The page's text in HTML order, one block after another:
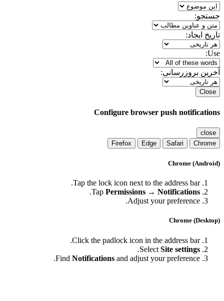
ایجاد:
بروزرسانی:
Close
Configure browser push
close
Chrome
Safari
Edge
Firefox
Chrome
Tap the lock icon next to the address bar.
TapPermissions → Notifications
.
Adjust your preference.
Chrome
Click the padlock icon in the address bar.
SelectSite settings
.
FindNotificationsand adjust your preference.